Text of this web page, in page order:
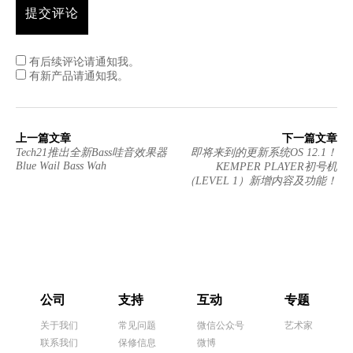
有后续评论请通知我。
有新产品请通知我。
上一篇文章
Tech21推出全新Bass哇音效果器
Blue Wail Bass Wah
下一篇文章
即将来到的更新系统OS 12.1！
KEMPER PLAYER初号机
（LEVEL 1）新增内容及功能！
公司
关于我们
联系我们
支持
常见问题
保修信息
互动
微信公众号
微博
专题
艺术家